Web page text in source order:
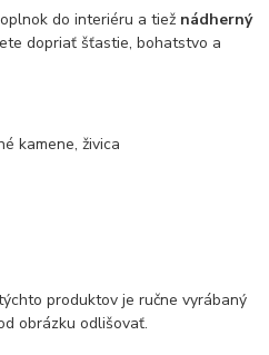
do interiéru a tiež nádherný
dopriať šťastie, bohatstvo a
kamene, živica
produktov je ručne vyrábaný
obrázku odlišovať.